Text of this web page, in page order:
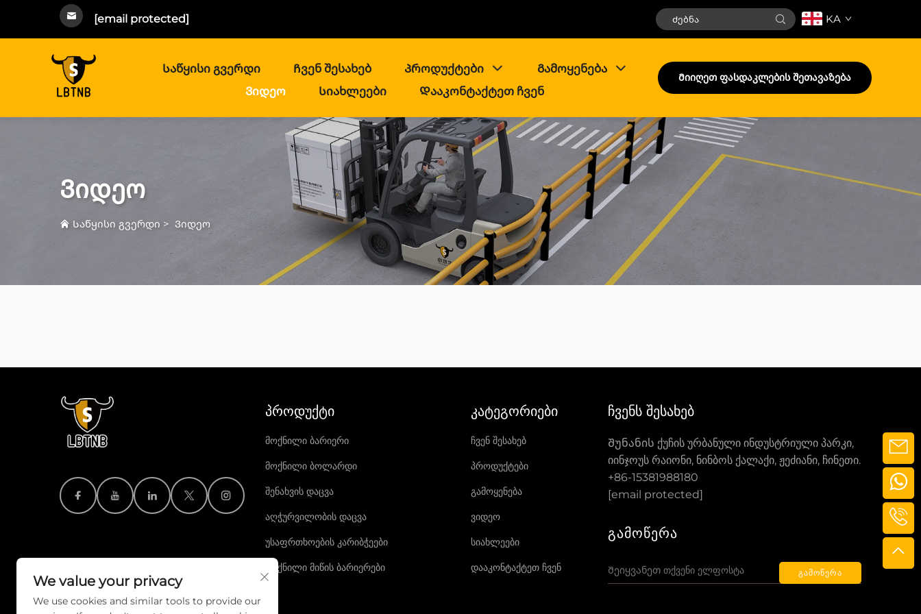
[email protected] KA
Საწყისი გვერდი Ჩვენ შესახებ Პროდუქტები
Გამოყენება
Ვიდეო
Სიახლეები Დააკონტაქტეთ ჩვენ
Მიიღეთ ფასდაკლების შეთავაზება
Ვიდეო
Საწყისი გვერდი > Ვიდეო
ᲞᲠᲝᲓᲣᲥᲢᲘ
ᲛᲝᲥᲜᲘᲚᲘ ᲑᲐᲠᲘᲔᲠᲘ
ᲛᲝᲥᲜᲘᲚᲘ ᲑᲝᲚᲐᲠᲓᲘ
ᲨᲔᲜᲐᲮᲕᲘᲡ ᲓᲐᲪᲕᲐ
ᲐᲦᲭᲣᲠᲕᲘᲚᲝᲑᲘᲡ ᲓᲐᲪᲕᲐ
ᲣᲡᲐᲤᲠᲗᲮᲝᲔᲑᲘᲡ ᲙᲐᲠᲘᲑᲭᲔᲔᲑᲘ
ᲛᲝᲥᲜᲘᲚᲘ ᲛᲘᲬᲘᲡ ᲑᲐᲠᲘᲔᲠᲔᲑᲘ
ᲙᲐᲢᲔᲒᲝᲠᲘᲔᲑᲘ
ᲩᲕᲔᲜ ᲨᲔᲡᲐᲮᲔᲑ
ᲞᲠᲝᲓᲣᲥᲢᲔᲑᲘ
ᲒᲐᲛᲝᲧᲔᲜᲔᲑᲐ
ᲕᲘᲓᲔᲝ
ᲡᲘᲐᲮᲚᲔᲔᲑᲘ
ᲓᲐᲐᲙᲝᲜᲢᲐᲥᲢᲔᲗ ᲩᲕᲔᲜ
ᲩᲕᲔᲜᲡ ᲨᲔᲡᲐᲮᲔᲑ
Შუნანის ქუჩის ურბანული ინდუსტრიული პარკი,
იინჯოუს რაიონი, ნინბოს ქალაქი, ჟეძიანი, ჩინეთი.
+86-15381988180
[email protected]
ᲒᲐᲛᲝᲬᲔᲠᲐ
ᲒᲐᲛᲝᲬᲔᲠᲐ
We value your privacy
We use cookies and similar tools to provide our